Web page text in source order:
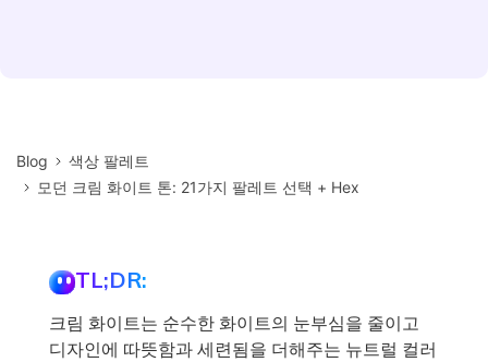
Blog
색상 팔레트
모던 크림 화이트 톤: 21가지 팔레트 선택 + Hex
TL;DR:
크림 화이트는 순수한 화이트의 눈부심을 줄이고
디자인에 따뜻함과 세련됨을 더해주는 뉴트럴 컬러